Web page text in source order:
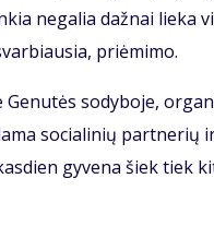
negalia dažnai lieka
priėmimo.
sodyboje,
socialinių partnerių
gyvena šiek tiek